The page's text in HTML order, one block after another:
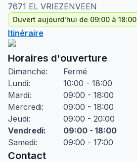
7671 EL VRIEZENVEEN
Ouvert aujourd'hui de 09:00 à 18:00
Itinéraire
Horaires d'ouverture
Dimanche:
Fermé
Lundi:
10:00 - 18:00
Mardi:
09:00 - 18:00
Mercredi:
09:00 - 18:00
Jeudi:
09:00 - 20:00
Vendredi:
09:00 - 18:00
Samedi: 09:00 - 17:00
Contact